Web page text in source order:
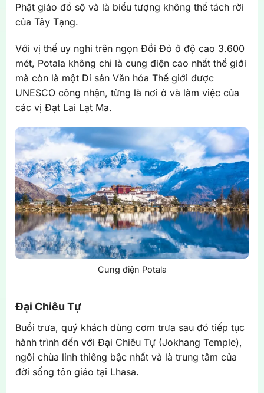
Phật giáo đồ sộ và là biểu tượng không thể tách rời
của Tây Tạng.
Với vị thế uy nghi trên ngọn Đồi Đỏ ở độ cao 3.600
mét, Potala không chỉ là cung điện cao nhất thế giới
mà còn là một Di sản Văn hóa Thế giới được
UNESCO công nhận, từng là nơi ở và làm việc của
các vị Đạt Lai Lạt Ma.
Cung điện Potala
Đại Chiêu Tự
Buổi trưa, quý khách dùng cơm trưa sau đó tiếp tục
hành trình đến với Đại Chiêu Tự (Jokhang Temple),
ngôi chùa linh thiêng bậc nhất và là trung tâm của
đời sống tôn giáo tại Lhasa.